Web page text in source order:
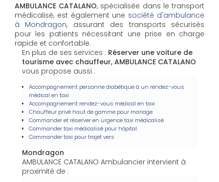
AMBULANCE CATALANO, spécialisée dans le transport
médicalisé, est également une société d'ambulance
à Mondragon, assurant des transports sécurisés
pour les patients nécessitant une prise en charge
rapide et confortable.
En plus de ses services : Réserver une voiture de
tourisme avec chauffeur, AMBULANCE CATALANO
vous propose aussi :
Accompagnement personne diabétique à un rendez-vous
médical en taxi
Accompagnement rendez-vous médical en taxi
Chauffeur privé haut de gamme pour mariage
Commander et réserver en urgence taxi médicalisé
Commander taxi médicalisé pour hôpital
Commander taxi pour trajet vers
Mondragon
AMBULANCE CATALANO Ambulancier intervient à
proximité de :